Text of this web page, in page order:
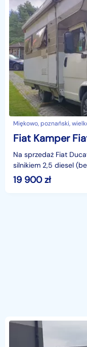
Miękowo, poznański,
Fiat Kamper
Na sprzedaż Fiat
silnikiem 2,5 diesel
(miejsca do siedzenia
19 900zł